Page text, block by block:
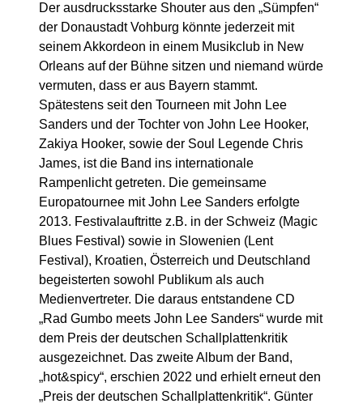
Der ausdrucksstarke Shouter aus den „Sümpfen“
der Donaustadt Vohburg könnte jederzeit mit
seinem Akkordeon in einem Musikclub in New
Orleans auf der Bühne sitzen und niemand würde
vermuten, dass er aus Bayern stammt.
Spätestens seit den Tourneen mit John Lee
Sanders und der Tochter von John Lee Hooker,
Zakiya Hooker, sowie der Soul Legende Chris
James, ist die Band ins internationale
Rampenlicht getreten. Die gemeinsame
Europatournee mit John Lee Sanders erfolgte
2013. Festivalauftritte z.B. in der Schweiz (Magic
Blues Festival) sowie in Slowenien (Lent
Festival), Kroatien, Österreich und Deutschland
begeisterten sowohl Publikum als auch
Medienvertreter. Die daraus entstandene CD
„Rad Gumbo meets John Lee Sanders“ wurde mit
dem Preis der deutschen Schallplattenkritik
ausgezeichnet. Das zweite Album der Band,
„hot&spicy“, erschien 2022 und erhielt erneut den
„Preis der deutschen Schallplattenkritik“. Günter